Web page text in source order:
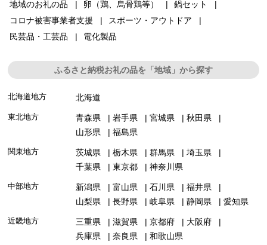
地域のお礼の品
卵（鶏、烏骨鶏等）
鍋セット
コロナ被害事業者支援
スポーツ・アウトドア
民芸品・工芸品
電化製品
ふるさと納税お礼の品を「地域」から探す
北海道地方 北海道
東北地方 青森県 岩手県 宮城県
秋田県
山形県
福島県
関東地方 茨城県 栃木県 群馬県
埼玉県
千葉県
東京都 神奈川県
中部地方 新潟県 富山県 石川県
福井県
山梨県
長野県 岐阜県 静岡県 愛知県
近畿地方 三重県 滋賀県 京都府
大阪府
兵庫県
奈良県 和歌山県